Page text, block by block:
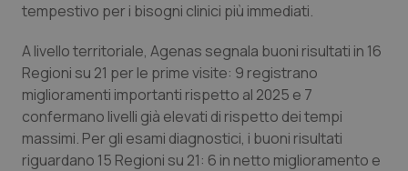
Tumori del Polmone & Testa Collo
Tumori gastrointestinali
Ulcera & Reflusso
Vaccini
tempestivo per i bisogni clinici più immediati.
A livello territoriale, Agenas segnala buoni risultati in 16
Regioni su 21 per le prime visite: 9 registrano
miglioramenti importanti rispetto al 2025 e 7
confermano livelli già elevati di rispetto dei tempi
massimi. Per gli esami diagnostici, i buoni risultati
riguardano 15 Regioni su 21: 6 in netto miglioramento e